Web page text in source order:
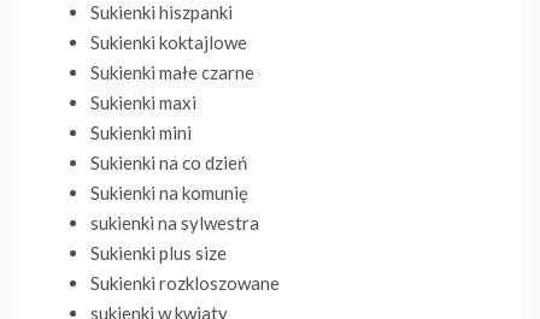
Sukienki hiszpanki
Sukienki koktajlowe
Sukienki małe czarne
Sukienki maxi
Sukienki mini
Sukienki na co dzień
Sukienki na komunię
sukienki na sylwestra
Sukienki plus size
Sukienki rozkloszowane
sukienki w kwiaty